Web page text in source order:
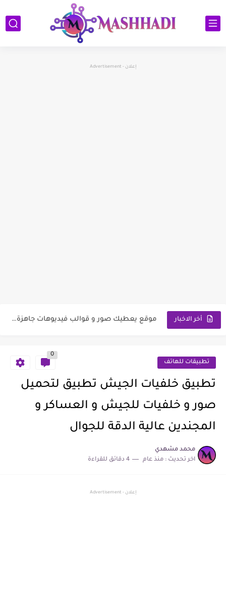
إعلان - Advertisement
أخر الاخبار موقع يعطيك صور و قوالب فيديوهات جاهزة Microsoft Designer
تطبيق لتحميل صور و خلفيات بحار وشواطئ عالية الجودة للهواتف تطبيقات للهاتف
0
تطبيق خلفيات الجيش تطبيق لتحميل
صور و خلفيات للجيش و العساكر و
المجندين عالية الدقة للجوال
محمد مشهدي
اخر تحديث : منذ عام 4 دقائق للقراءة
إعلان - Advertisement